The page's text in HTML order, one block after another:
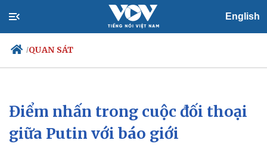
English
/QUAN SÁT
Chính trị
Đảng
Tổ chức nhân sự
Xã hội
Tin 24h
Dự báo thời tiết
Điểm nhấn trong cuộc đối thoại
giữa Putin với báo giới